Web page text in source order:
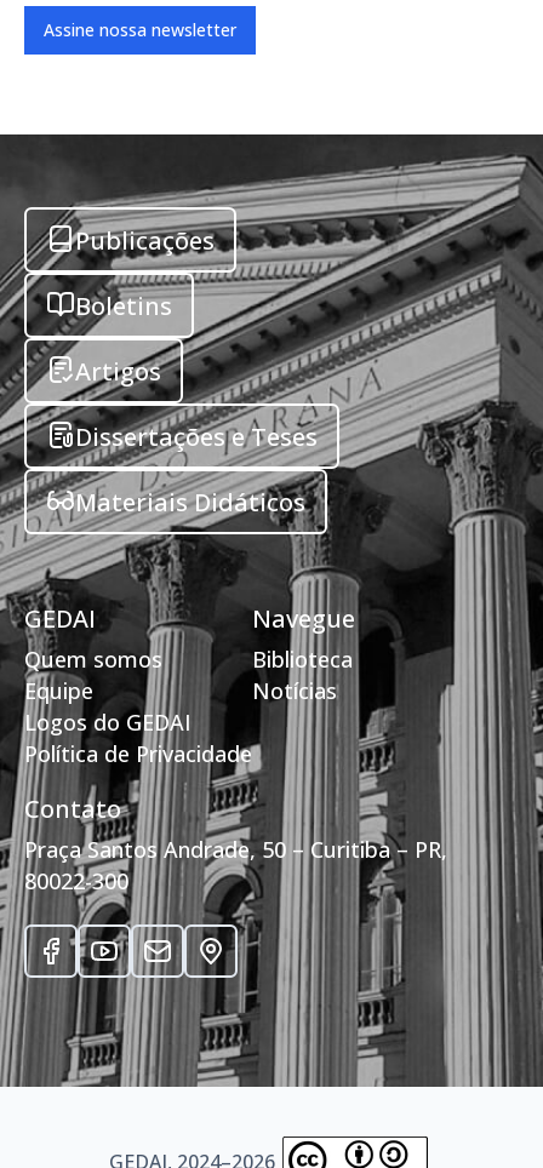
Assine nossa newsletter
Publicações
Boletins
Artigos
Dissertações e Teses
Materiais Didáticos
GEDAI
Quem somos
Equipe
Logos do GEDAI
Política de Privacidade
Navegue
Biblioteca
Notícias
Contato
Praça Santos Andrade, 50 – Curitiba – PR,
80022-300
GEDAI, 2024–2026